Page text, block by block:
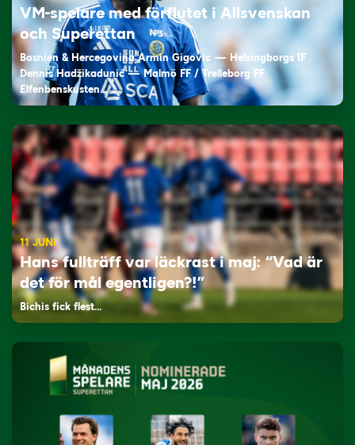
VM-spelare med förflutet i Allsvenskan
och Superettan
Bosnien & Hercegovina Armin Gigovic — Helsingborgs IF
Dennis Hadžikadunić — Malmö FF / Trelleborg FF
Elfenbenskusten…
11 JUNI
Hans fullträff var läckrast i maj: “Vad är
det för mål egentligen?!”
Bichis fick flest…